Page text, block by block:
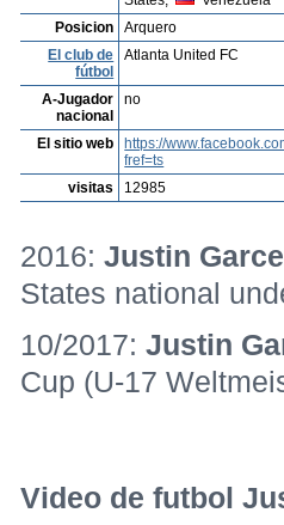
Posicion
Arquero
El club de
fútbol
Atlanta United FC
A-Jugador
nacional
no
El sitio web
https://
fref=ts
visitas
12985
2016:Justin
States national
10/2017: Justin
Cup (U-17
Video de futbol